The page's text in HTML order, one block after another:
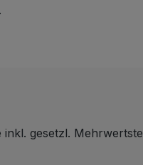
.
inkl. gesetzl.